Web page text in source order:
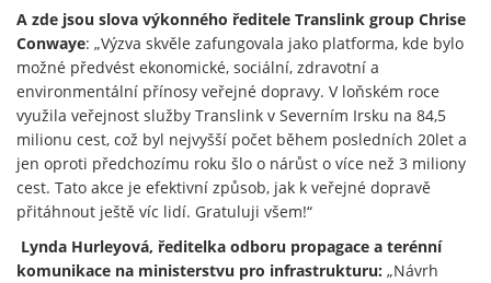
A zde jsou slova výkonného ředitele Translink group Chrise
Conwaye: „Výzva skvěle zafungovala jako platforma, kde bylo
možné předvést ekonomické, sociální, zdravotní a
environmentální přínosy veřejné dopravy. V loňském roce
využila veřejnost služby Translink v Severním Irsku na 84,5
milionu cest, což byl nejvyšší počet během posledních 20let a
jen oproti předchozímu roku šlo o nárůst o více než 3 miliony
cest. Tato akce je efektivní způsob, jak k veřejné dopravě
přitáhnout ještě víc lidí. Gratuluji všem!“
Lynda Hurleyová, ředitelka odboru propagace a terénní
komunikace na ministerstvu pro infrastrukturu: „Návrh